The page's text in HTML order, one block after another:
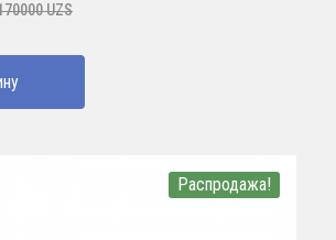
UZS
Распродажа!